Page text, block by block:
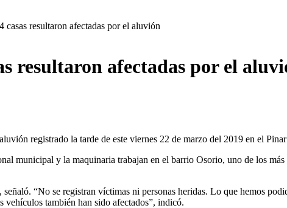
resultaron afectadas por el aluvión
resultaron afectadas por el
registrado la tarde de este viernes 22 de marzo del 2019 en el
municipal y la maquinaria trabajan en el barrio Osorio, uno de los
“No se registran víctimas ni personas heridas. Lo que hemos
vehículos también han sido afectados”, indicó.